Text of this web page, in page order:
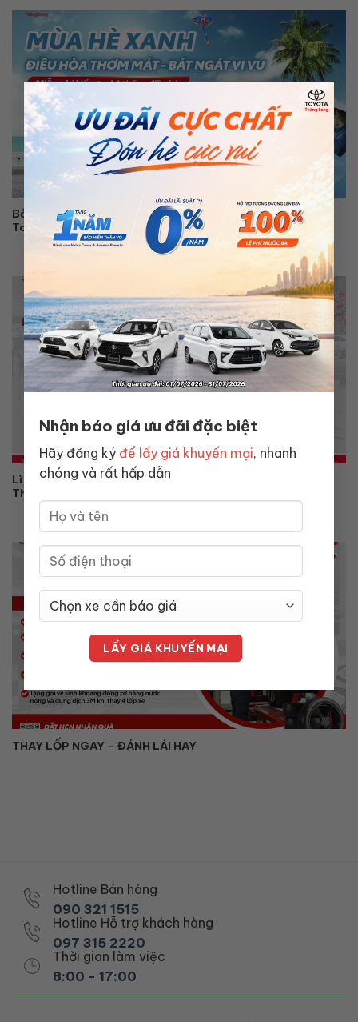
Nhận báo giá ưu đãi đặc biệt
Hãy đăng ký để lấy giá khuyến mại, nhanh
chóng và rất hấp dẫn
×
Bảo Dưỡng Điều Hòa Ô Tô Thơm Mát, Bát Ngát Vi Vu Cùng
Toyota Thăng Long
Lì Xì Đầu Xuân – Khởi Đầu Vạn Dặm Bình An Cùng Toyota
Thăng Long
THAY LỐP NGAY – ĐÁNH LÁI HAY
Hotline Bán hàng
090 321 1515
Hotline Hỗ trợ khách hàng
097 315 2220
Thời gian làm việc
8:00 - 17:00